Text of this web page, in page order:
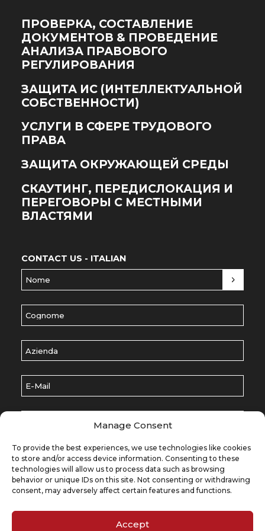
Manage Consent
To provide the best experiences, we use technologies like cookies
to store and/or access device information. Consenting to these
technologies will allow us to process data such as browsing
behavior or unique IDs on this site. Not consenting or withdrawing
consent, may adversely affect certain features and functions.
Accept
ПРОВЕРКА, СОСТАВЛЕНИЕ
ДОКУМЕНТОВ & ПРОВЕДЕНИЕ
АНАЛИЗА ПРАВОВОГО
РЕГУЛИРОВАНИЯ
ЗАЩИТА ИС (ИНТЕЛЛЕКТУАЛЬНОЙ
СОБСТВЕННОСТИ)
УСЛУГИ В СФЕРЕ ТРУДОВОГО
ПРАВА
ЗАЩИТА ОКРУЖАЮЩЕЙ СРЕДЫ
СКАУТИНГ, ПЕРЕДИСЛОКАЦИЯ И
ПЕРЕГОВОРЫ С МЕСТНЫМИ
ВЛАСТЯМИ
CONTACT US - ITALIAN
Nome
Cognome
Azienda
E-Mail
Lasciaci un messaggio(Обязательно)